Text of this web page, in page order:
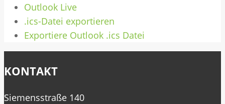
Outlook Live
.ics-Datei exportieren
Exportiere Outlook .ics Datei
KONTAKT
Siemensstraße 140